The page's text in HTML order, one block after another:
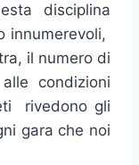
disciplina
innumerevoli,
il numero di
condizioni
rivedono gli
gara che noi